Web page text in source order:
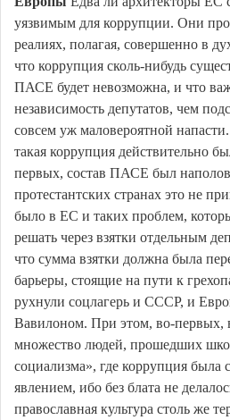
уязвимым для коррупции. Они
реалиях, полагая, совершенно в
что коррупция сколь-нибудь
ПАСЕ будет невозможна, и что
независимость депутатов, чем
совсем уж маловероятной
такая коррупция действительно
первых, состав ПАСЕ был
протестантских странах это не
было в ЕС и таких проблем,
решать через взятки отдельным
что сумма взятки должна была
барьеры, стоящие на пути к
рухнули соцлагерь и СССР, и
Вавилоном. При этом, во-первых,
множество людей, прошедших
социализма», где коррупция
явлением, ибо без блата не
православная культура столь же